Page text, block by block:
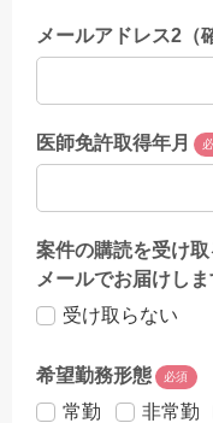
メールアドレス2（
医師免許取得年月
案件の購読を受け
メールでお届けしま
受け取らない
希望勤務形態 必須
常勤 非常勤